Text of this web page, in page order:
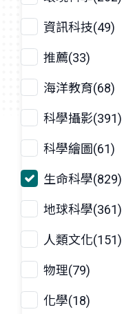
資訊科技(49)
推薦(33)
海洋教育(68)
科學攝影(391)
科學繪圖(61)
生命科學(829)
地球科學(361)
人類文化(151)
物理(79)
化學(18)